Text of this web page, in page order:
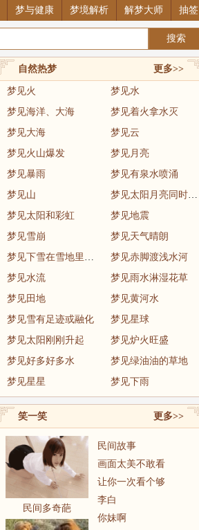
梦与健康 梦境解析 解梦大师 抽签
更多>>
自然热梦
梦见火
梦见水
梦见海洋、大海
梦见着火拿水灭
梦见大海
梦见云
梦见火山爆发
梦见月亮
梦见暴雨
梦见有泉水喷涌
梦见山
梦见太阳月亮同时出现
梦见太阳和彩虹
梦见地震
梦见雪崩
梦见天气晴朗
梦见下雪在雪地里玩耍
梦见赤脚渡浅水河
梦见水流
梦见雨水淋湿花草
梦见田地
梦见黄河水
梦见雪有足迹或融化
梦见星球
梦见太阳刚刚升起
梦见炉火旺盛
梦见好多好多水
梦见绿油油的草地
梦见星星
梦见下雨
更多>>
笑一笑
民间多奇葩
民间故事
画面太美不敢看
让你一次看个够
李白
你妹啊